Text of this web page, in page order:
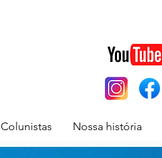
Colunistas Nossa história